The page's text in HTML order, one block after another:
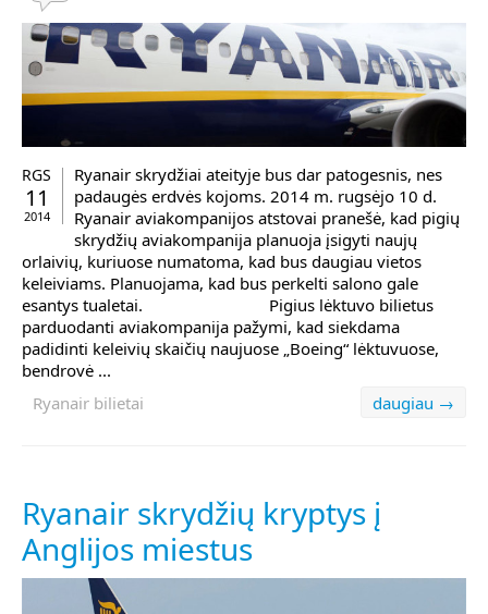
RGS
11
2014
Ryanair skrydžiai ateityje bus dar patogesnis, nes
padaugės erdvės kojoms. 2014 m. rugsėjo 10 d.
Ryanair aviakompanijos atstovai pranešė, kad pigių
skrydžių aviakompanija planuoja įsigyti naujų
orlaivių, kuriuose numatoma, kad bus daugiau vietos
keleiviams. Planuojama, kad bus perkelti salono gale
esantys tualetai. Pigius lėktuvo bilietus
parduodanti aviakompanija pažymi, kad siekdama
padidinti keleivių skaičių naujuose „Boeing“ lėktuvuose,
bendrovė ...
daugiau →
Ryanair bilietai
Ryanair skrydžių kryptys į
Anglijos miestus